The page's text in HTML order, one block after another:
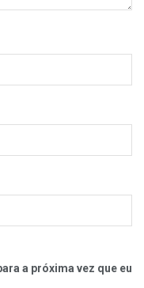
a próxima vez que eu